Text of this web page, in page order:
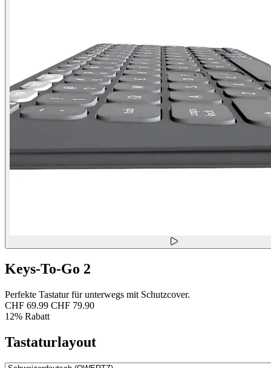
Keys-To-Go 2
Perfekte Tastatur für unterwegs mit Schutzcover.
CHF 69.99 CHF 79.90
12% Rabatt
Tastaturlayout